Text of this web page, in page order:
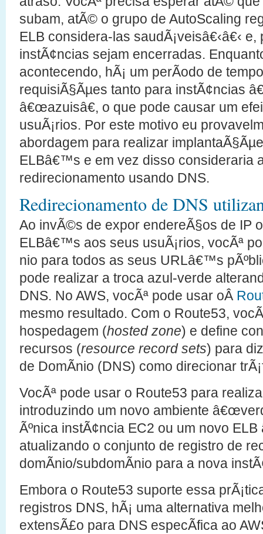
subam, atÃ© o grupo de AutoScaling
ELB considera-las saudÃ¡veisâ€‹â€‹
instÃ¢ncias sejam encerradas.
acontecendo, hÃ¡ um perÃ­odo de
requisiÃ§Ãµes tanto para instÃ¢ncias
â€œazuisâ€, o que pode causar um
usuÃ¡rios. Por este motivo eu
abordagem para realizar
ELBâ€™s e em vez disso consideraria
redirecionamento usando DNS.
Redirecionamento de DNS
Ao invÃ©s de expor endereÃ§os de IP
ELBâ€™s aos seus usuÃ¡rios, vocÃª
nio para todos as seus URLâ€™s
pode realizar a troca azul-verde
DNS. No AWS, vocÃª pode usar oÂ
mesmo resultado. Com o Route53,
hospedagem (hosted zone) e define
recursos (resource record sets) para
de DomÃ­nio (DNS) como direcionar
VocÃª pode usar o Route53 para
introduzindo um novo ambiente
Ãºnica instÃ¢ncia EC2 ou um novo ELB
atualizando o conjunto de registro de
domÃ­nio/subdomÃ­nio para a nova
Embora o Route53 suporte essa
registros DNS, hÃ¡ uma alternativa
extensÃ£o para DNS especÃ­fica ao